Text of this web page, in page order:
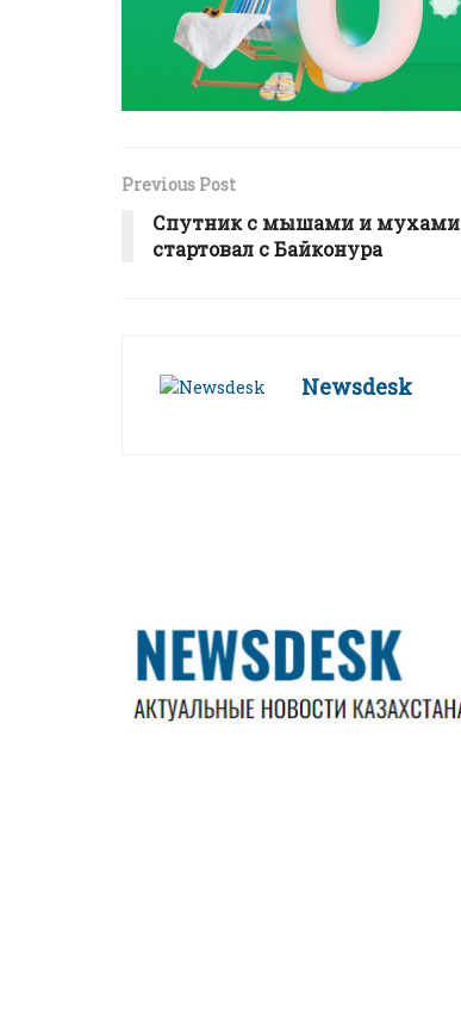
Previous Post
Спутник с мышами и мухами
стартовал с Байконура
Newsdesk